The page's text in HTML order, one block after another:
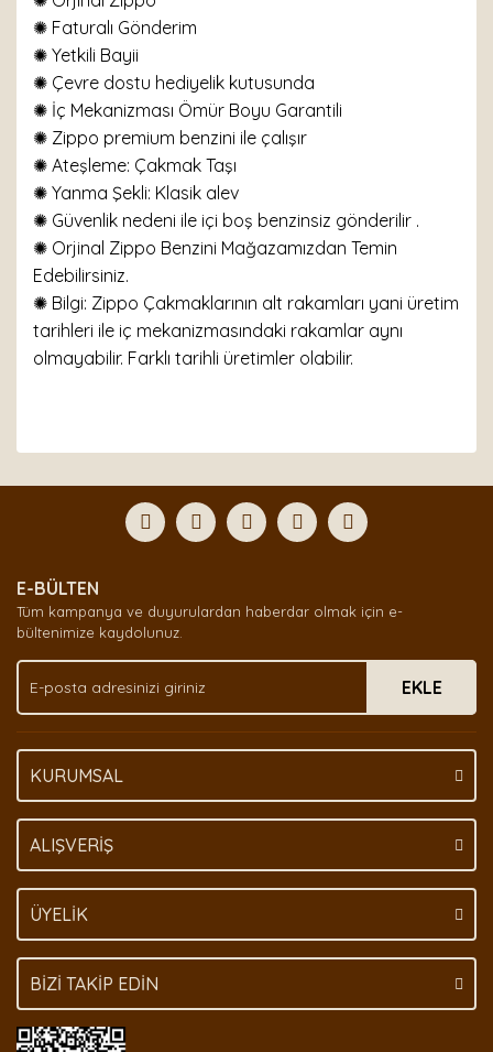
✺ Faturalı Gönderim
✺ Yetkili Bayii
✺ Çevre dostu hediyelik kutusunda
✺ İç Mekanizması Ömür Boyu Garantili
✺ Zippo premium benzini ile çalışır
✺ Ateşleme: Çakmak Taşı
✺ Yanma Şekli: Klasik alev
✺ Güvenlik nedeni ile içi boş benzinsiz gönderilir .
✺ Orjinal Zippo Benzini Mağazamızdan Temin
Edebilirsiniz.
✺ Bilgi: Zippo Çakmaklarının alt rakamları yani üretim
tarihleri ile iç mekanizmasındaki rakamlar aynı
olmayabilir. Farklı tarihli üretimler olabilir.
Yorum Yaz
formunu kullanarak tarafımıza iletebilirsiniz.
Görüş ve önerileriniz için teşekkür ederiz.
Ürün açıklamasında eksik bilgiler bulunuyor.
Ürün bilgilerinde hatalar bulunuyor.
Ürün fiyatı diğer sitelerden daha pahalı.
Bu ürüne benzer farklı alternatifler olmalı.
E-BÜLTEN
Tüm kampanya ve duyurulardan haberdar olmak için e-
bültenimize kaydolunuz.
EKLE
KURUMSAL
ALIŞVERİŞ
ÜYELİK
BİZİ TAKİP EDİN